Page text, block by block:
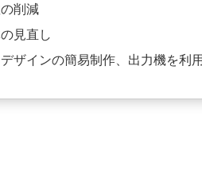
の削減
見直し
デザインの簡易制作、出力機を利